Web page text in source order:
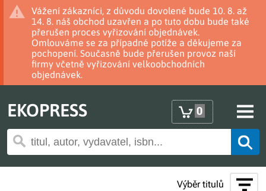
Vážení zákazníci, z důvodu dovolené bude 10. 8. až
14. 8. náš obchod uzavřen a po tuto dobu bude také
přerušen proces vyřizování objednávek.
Omlouváme se za případné potíže a děkujeme za
pochopení. Současně bude přerušen provoz naší
firmy včetně vyřizování velkoobchodních
objednávek.
EKOPRESS 0
Výběr titulů